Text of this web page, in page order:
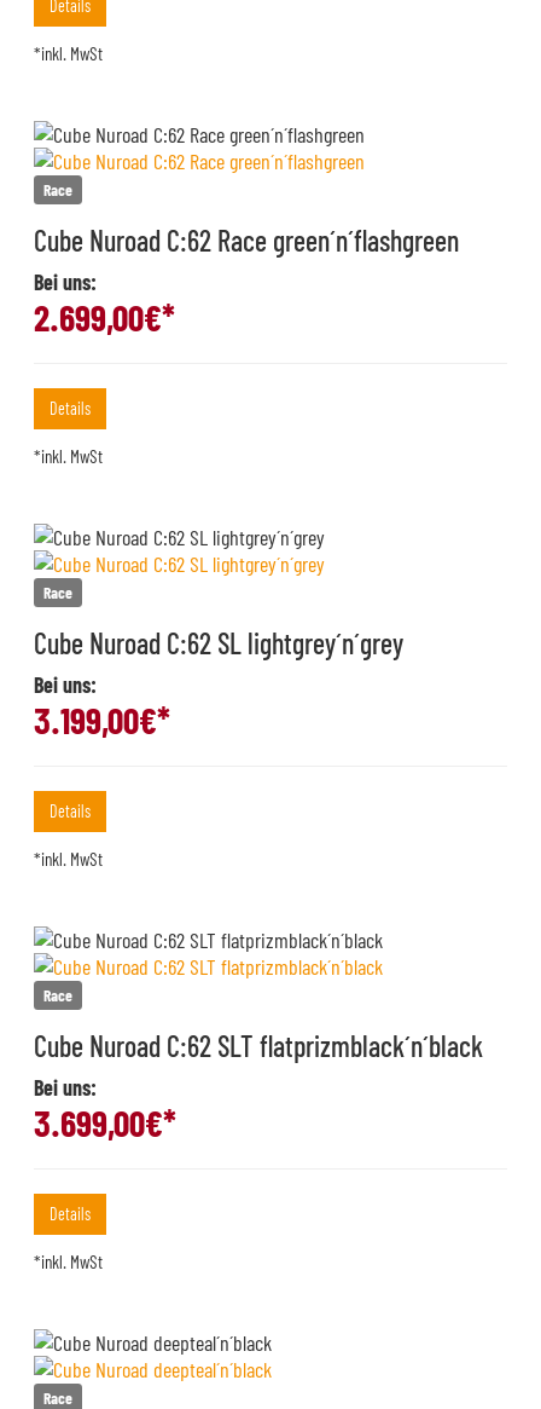
Details
*inkl. MwSt
Race
Cube Nuroad C:62 Race green´n´flashgreen
Bei uns:
2.699,00€*
Details
*inkl. MwSt
Race
Cube Nuroad C:62 SL lightgrey´n´grey
Bei uns:
3.199,00€*
Details
*inkl. MwSt
Race
Cube Nuroad C:62 SLT flatprizmblack´n´black
Bei uns:
3.699,00€*
Details
*inkl. MwSt
Race